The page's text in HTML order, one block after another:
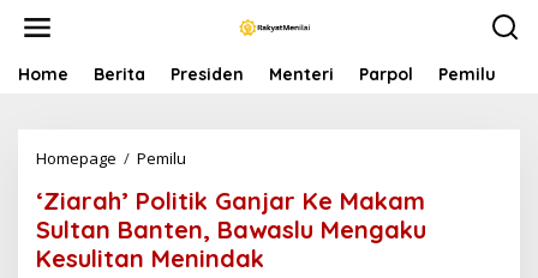
Home Berita Presiden Menteri Parpol Pemilu
Homepage / Pemilu
i
a
r
a
‘Ziarah’ Politik Ganjar Ke Makam
Sultan Banten, Bawaslu Mengaku
Kesulitan Menindak